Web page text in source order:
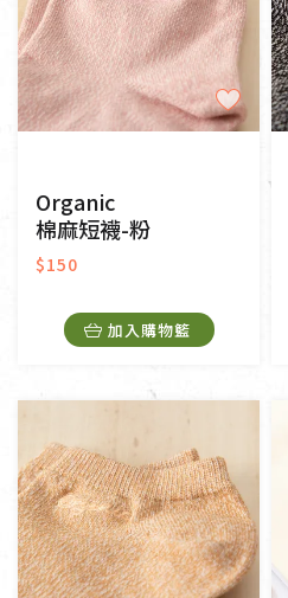
Organic
棉麻短襪-粉
$150
加入購物籃